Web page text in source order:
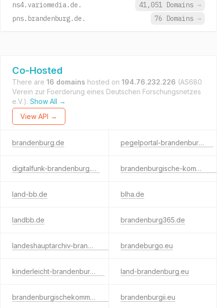
ns4.variomedia.de.
41,051 Domains →
pns.brandenburg.de.
76 Domains →
Co-Hosted
There are 16 domains hosted on 194.76.232.226 (AS680
Verein zur Foerderung eines Deutschen Forschungsnetzes
e.V.). Show All →
View API →
brandenburg.de pegelportal-brandenburg.de
digitalfunk-brandenburg.de brandenburgische-kommunalakademie.de
land-bb.de blha.de
landbb.de brandenburg365.de
landeshauptarchiv-brandenburg.de brandeburgo.eu
kinderleicht-brandenburg.de land-brandenburg.eu
brandenburgischekommunalakademie.de brandenburgii.eu